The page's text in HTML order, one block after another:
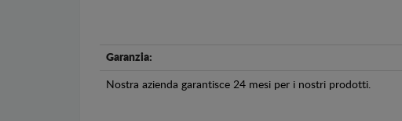
Garanzia:
Nostra azienda garantisce 24 mesi per i nostri prodotti.